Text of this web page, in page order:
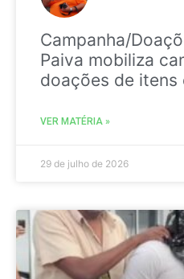
Campanha/
Paiva mobiliza
doações de itens
VER MATÉRIA »
29 de julho de 2026